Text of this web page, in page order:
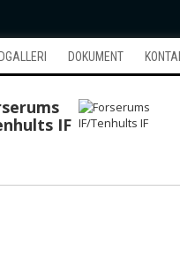
DOKUMENT
IF